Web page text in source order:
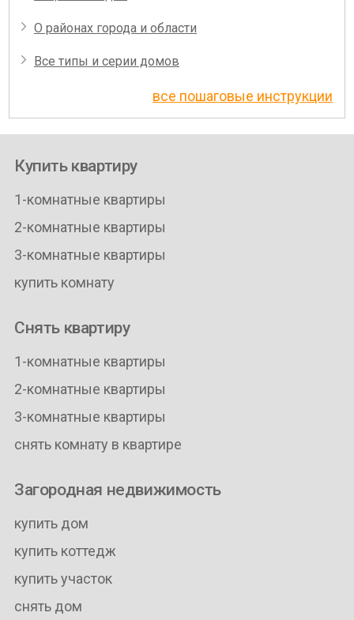
О районах города и области
Все типы и серии домов
все пошаговые инструкции
Купить квартиру
1-комнатные квартиры
2-комнатные квартиры
3-комнатные квартиры
купить комнату
Снять квартиру
1-комнатные квартиры
2-комнатные квартиры
3-комнатные квартиры
снять комнату в квартире
Загородная недвижимость
купить дом
купить коттедж
купить участок
снять дом